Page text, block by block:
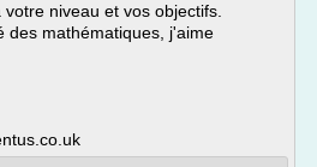
niveau et vos objectifs.
des mathématiques, j'aime